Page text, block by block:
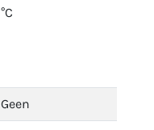
°C
Geen